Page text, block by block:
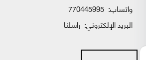
واتساب:
البريد الإلكتروني: راسلنا